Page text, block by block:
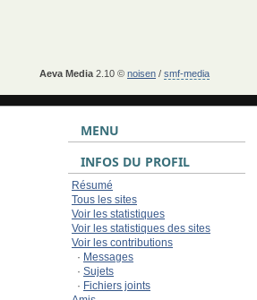
Aeva Media 2.10 © noisen / smf-media
MENU
INFOS DU PROFIL
Résumé
Tous les sites
Voir les statistiques
Voir les statistiques des sites
Voir les contributions
· Messages
· Sujets
· Fichiers joints